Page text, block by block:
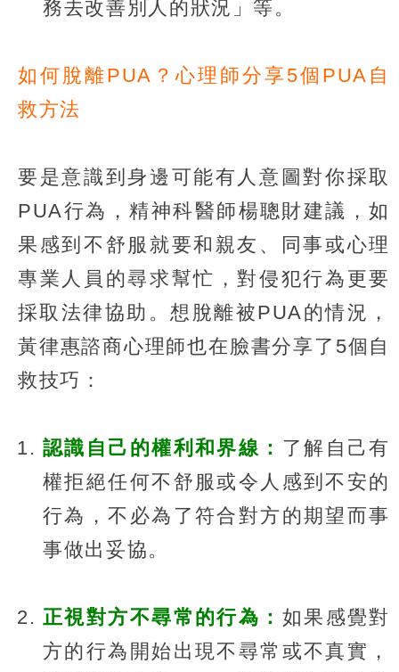
務去改善別人的狀況」等。
如何脫離PUA？心理師分享5個PUA自
救方法
要是意識到身邊可能有人意圖對你採取
PUA行為，精神科醫師楊聰財建議，如
果感到不舒服就要和親友、同事或心理
專業人員的尋求幫忙，對侵犯行為更要
採取法律協助。想脫離被PUA的情況，
黃律惠諮商心理師也在臉書分享了5個自
救技巧：
認識自己的權利和界線： 了解自己有
權拒絕任何不舒服或令人感到不安的
行為，不必為了符合對方的期望而事
事做出妥協。
正視對方不尋常的行為： 如果感覺對
方的行為開始出現不尋常或不真實，